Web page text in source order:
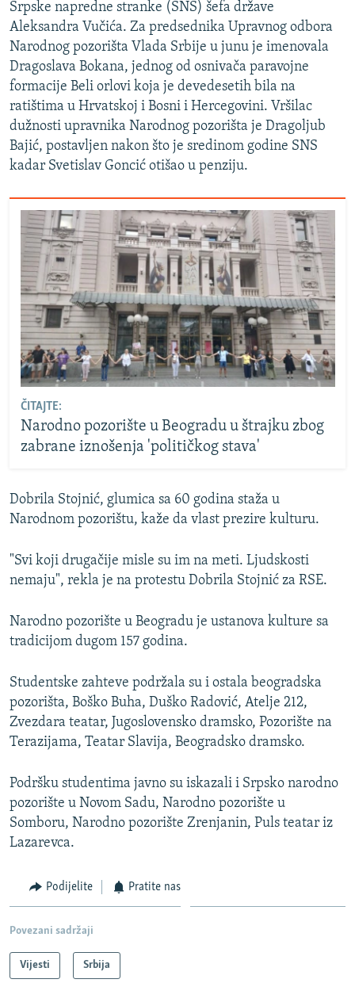
Srpske napredne stranke (SNS) šefa države
Aleksandra Vučića. Za predsednika Upravnog odbora
Narodnog pozorišta Vlada Srbije u junu je imenovala
Dragoslava Bokana, jednog od osnivača paravojne
formacije Beli orlovi koja je devedesetih bila na
ratištima u Hrvatskoj i Bosni i Hercegovini. Vršilac
dužnosti upravnika Narodnog pozorišta je Dragoljub
Bajić, postavljen nakon što je sredinom godine SNS
kadar Svetislav Goncić otišao u penziju.
ČITAJTE:
Narodno pozorište u Beogradu u štrajku zbog
zabrane iznošenja 'političkog stava'
Dobrila Stojnić, glumica sa 60 godina staža u
Narodnom pozorištu, kaže da vlast prezire kulturu.
"Svi koji drugačije misle su im na meti. Ljudskosti
nemaju", rekla je na protestu Dobrila Stojnić za RSE.
Narodno pozorište u Beogradu je ustanova kulture sa
tradicijom dugom 157 godina.
Studentske zahteve podržala su i ostala beogradska
pozorišta, Boško Buha, Duško Radović, Atelje 212,
Zvezdara teatar, Jugoslovensko dramsko, Pozorište na
Terazijama, Teatar Slavija, Beogradsko dramsko.
Podršku studentima javno su iskazali i Srpsko narodno
pozorište u Novom Sadu, Narodno pozorište u
Somboru, Narodno pozorište Zrenjanin, Puls teatar iz
Lazarevca.
Podijelite Pratite nas
Povezani sadržaji
Vijesti Srbija